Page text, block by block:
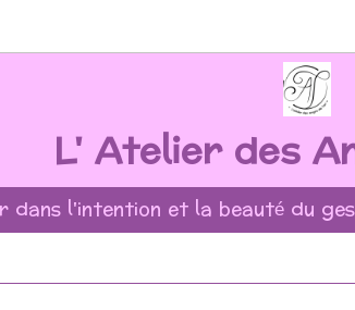
L' Atelier des
l'intention et la beauté du